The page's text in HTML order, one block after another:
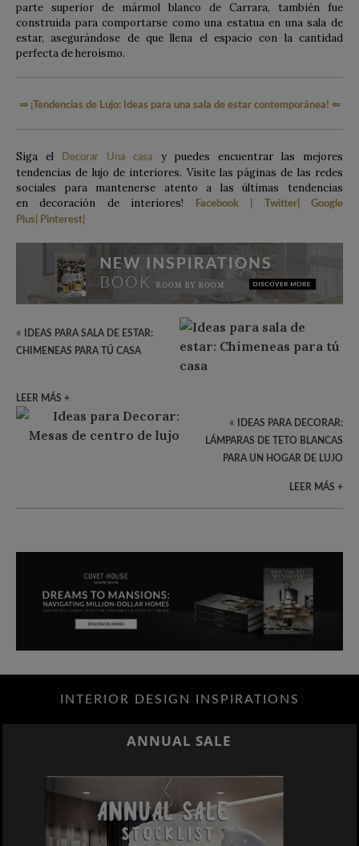
parte superior de mármol blanco de Carrara, también fue
construida para comportarse como una estatua en una sala de
estar, asegurándose de que llena el espacio con la cantidad
perfecta de heroísmo.
⇒¡Tendencias de Lujo: Ideas para una sala de estar contemporánea! ⇐
Siga el Decorar Una casa
y puedes encuentrar las mejores
tendencias de lujo de interiores. Visite las páginas de las redes
sociales para mantenerse atento a las últimas tendencias
en decoración de interiores!
Facebook| Twitter|
Google
Plus
Pinterest
«
IDEAS PARA SALA DE ESTAR:
CHIMENEAS PARA TÚ CASA
LEER MÁS +
«
IDEAS PARA DECORAR:
LÁMPARAS DE TETO BLANCAS
PARA UN HOGAR DE LUJO
LEER MÁS +
INTERIOR DESIGN INSPIRATIONS
ANNUAL SALE